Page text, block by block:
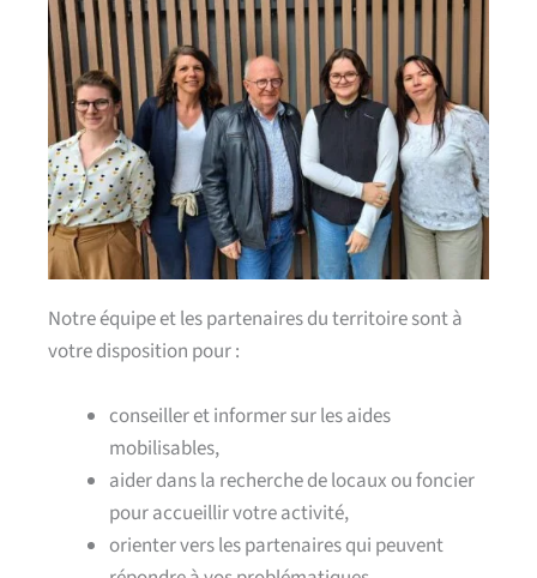
Notre équipe et les partenaires du territoire sont à
votre disposition pour :
conseiller et informer sur les aides
mobilisables,
aider dans la recherche de locaux ou foncier
pour accueillir votre activité,
orienter vers les partenaires qui peuvent